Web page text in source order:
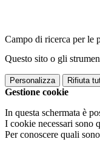
Campo di ricerca per le
Questo sito o gli
Personalizza Rifiuta
Gestione cookie
In questa schermata è
I cookie necessari sono
Per conoscere quali